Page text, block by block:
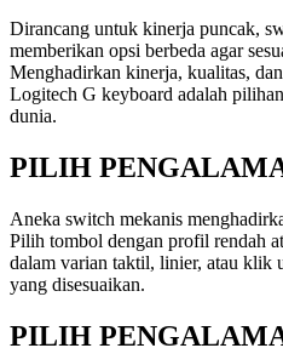
Dirancang untuk kinerja puncak,
memberikan opsi berbeda agar
Menghadirkan kinerja, kualitas,
Logitech G keyboard adalah
dunia.
PILIH
Aneka switch mekanis
Pilih tombol dengan profil rendah
dalam varian taktil, linier, atau klik
yang disesuaikan.
PILIH